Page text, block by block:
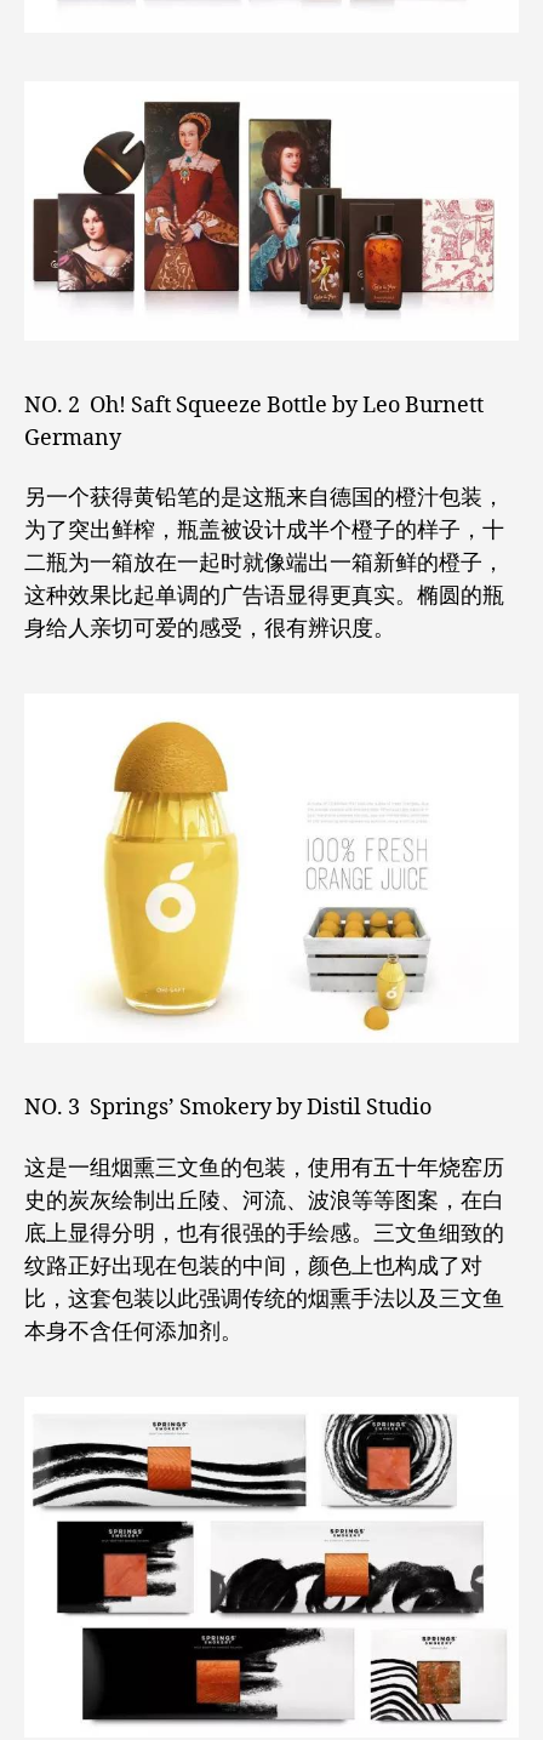
NO. 2 Oh! Saft Squeeze Bottle by Leo Burnett
Germany
另一个获得黄铅笔的是这瓶来自德国的橙汁包装，
为了突出鲜榨，瓶盖被设计成半个橙子的样子，十
二瓶为一箱放在一起时就像端出一箱新鲜的橙子，
这种效果比起单调的广告语显得更真实。椭圆的瓶
身给人亲切可爱的感受，很有辨识度。
NO. 3 Springs’ Smokery by Distil Studio
这是一组烟熏三文鱼的包装，使用有五十年烧窑历
史的炭灰绘制出丘陵、河流、波浪等等图案，在白
底上显得分明，也有很强的手绘感。三文鱼细致的
纹路正好出现在包装的中间，颜色上也构成了对
比，这套包装以此强调传统的烟熏手法以及三文鱼
本身不含任何添加剂。